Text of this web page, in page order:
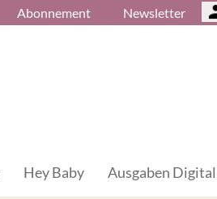
Abonnement Newsletter
Hey Baby Ausgaben Digital